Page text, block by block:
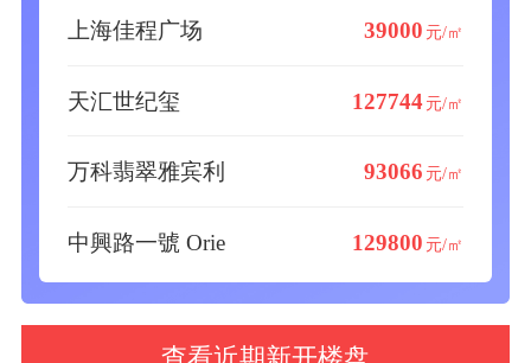
上海佳程广场 39000 元/㎡
天汇世纪玺 127744 元/㎡
万科翡翠雅宾利 93066 元/㎡
中興路一號 Orie 129800 元/㎡